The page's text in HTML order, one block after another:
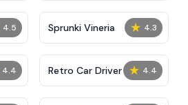
4.5 ★ 4.3
Sprunki Vineria
4.4 ★ 4.4
Retro Car Driver